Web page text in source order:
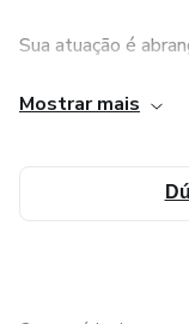
Sua atuação é
profissionais da
aplicar seus
recentemente, em
Mostrar mais